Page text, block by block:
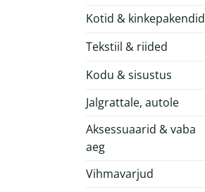
Kotid & kinkepakendid
Tekstiil & riided
Kodu & sisustus
Jalgrattale, autole
Aksessuaarid & vaba
aeg
Vihmavarjud